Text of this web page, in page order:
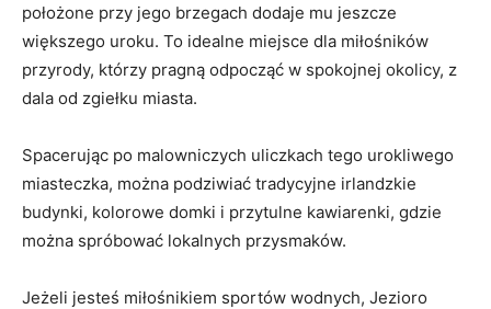
⁢położone przy jego brzegach ⁣dodaje mu jeszcze
większego uroku. To⁣ idealne miejsce⁢ dla miłośników
przyrody, ​którzy pragną odpocząć w‍ spokojnej okolicy,⁣ z
dala od zgiełku miasta.
Spacerując po malowniczych uliczkach tego urokliwego
miasteczka, można podziwiać tradycyjne irlandzkie
budynki, kolorowe domki i przytulne kawiarenki, gdzie
można spróbować lokalnych przysmaków.
Jeżeli jesteś miłośnikiem sportów wodnych, Jezioro